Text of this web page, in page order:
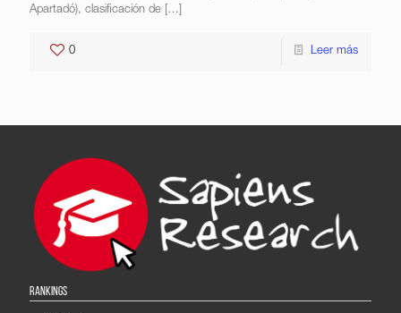
Apartadó), clasificación de […]
0 Leer más
RANKINGS